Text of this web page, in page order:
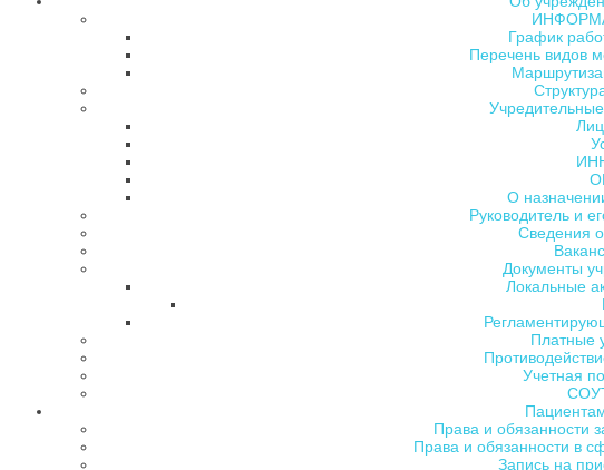
График
Перечень видов
О
Руководитель и
Сведения
Документы
Локальные
Платные
Учетная
Права и обязанности
Права и обязанности в
Запись на